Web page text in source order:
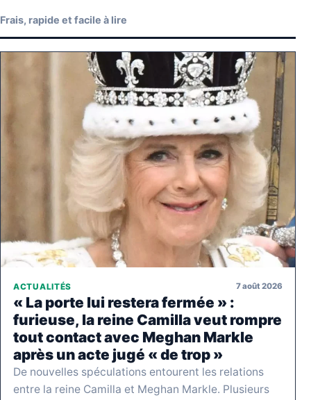
Frais, rapide et facile à lire
ACTUALITÉS 7 août 2026
« La porte lui restera fermée » :
furieuse, la reine Camilla veut rompre
tout contact avec Meghan Markle
après un acte jugé « de trop »
De nouvelles spéculations entourent les relations
entre la reine Camilla et Meghan Markle. Plusieurs